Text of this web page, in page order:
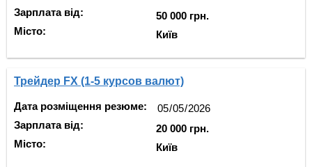
Зарплата від:
Місто:
50 000 грн.
Київ
Трейдер FX (1-5 курсов валют)
Дата розміщення резюме:
Зарплата від:
Місто:
20 000 грн.
Київ